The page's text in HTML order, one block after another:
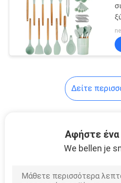
Δείτε
Αφήστε ένα
We bellen je